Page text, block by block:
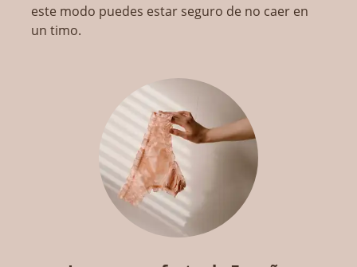
este modo puedes estar seguro de no caer en
un timo.